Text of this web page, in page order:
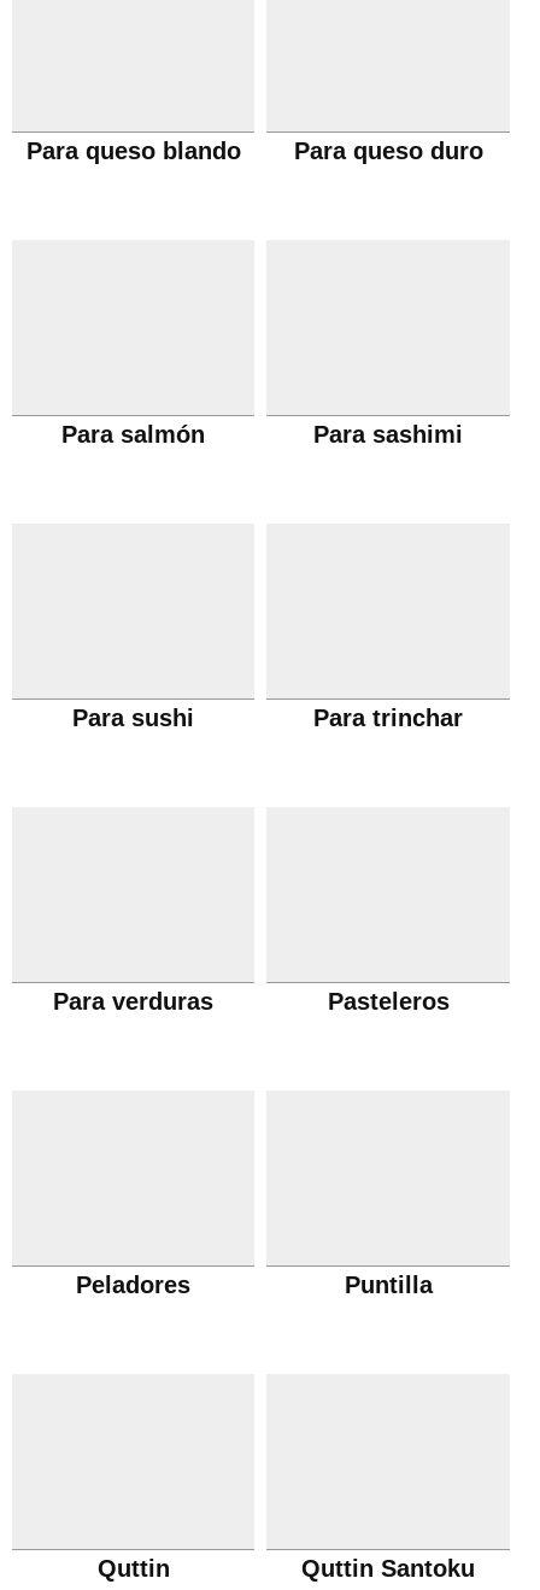
Para queso blando Para queso duro
Para salmón Para sashimi
Para sushi Para trinchar
Para verduras Pasteleros
Peladores Puntilla
Quttin Quttin Santoku